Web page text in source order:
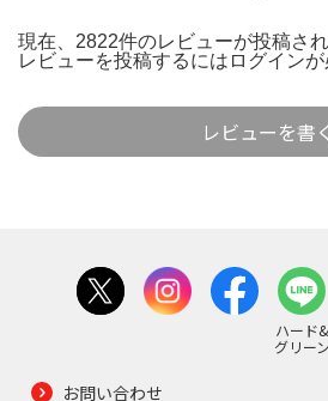
現在、2822件のレビューが投稿され
レビューを投稿するには ログインが
レビューを書く
ハード&
グリーン
お問い合わせ